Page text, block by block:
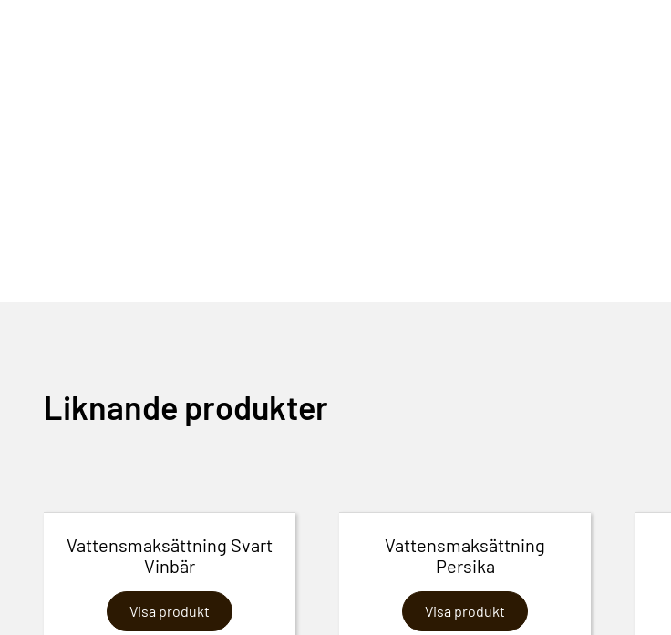
Liknande produkter
Vattensmaksättning Svart
Vinbär
Visa produkt
Vattensmaksättning
Persika
Visa produkt